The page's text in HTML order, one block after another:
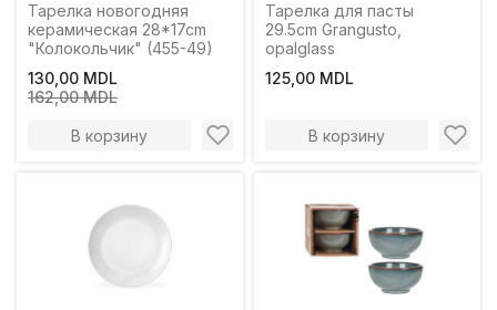
Тарелка новогодняя
керамическая 28*17cm
"Колокольчик" (455-49)
130,00 MDL
162,00 MDL
В корзину
Тарелка для пасты
29.5cm Grangusto,
opalglass
125,00 MDL
В корзину